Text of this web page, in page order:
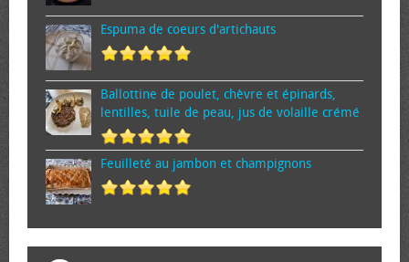
Espuma de cœurs d'artichauts
Ballottine de poulet, chèvre et épinards,
lentilles, tuile de peau, jus de volaille crémé
Feuilleté au jambon et champignons